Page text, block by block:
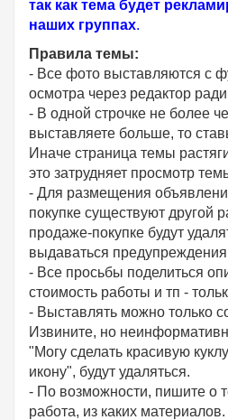
так как тема будет
наших группах.
Правила темы:
- Все фото выставляются с
осмотра через редактор
- В одной строчке не более
выставляете больше, то
Иначе страница темы
это затрудняет просмотр
- Для размещения
покупке существуют другой
продаже-покупке будут
выдаваться
- Все просьбы поделиться
стоимость работы и тп -
- Выставлять можно только
Извините, но
"Могу сделать красивую
икону", будут удаляться.
- По возможности, пишите о
работа, из каких